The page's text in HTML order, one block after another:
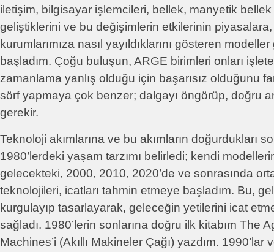
iletişim, bilgisayar işlemcileri, bellek, manyetik bellek
geliştiklerini ve bu değişimlerin etkilerinin
kurumlarımıza nasıl yayıldıklarını gösteren
başladım. Çoğu buluşun, ARGE birimleri onları
zamanlama yanlış olduğu için başarısız olduğunu
sörf yapmaya çok benzer; dalgayı öngörüp, doğru
gerekir.
Teknoloji akımlarına ve bu akımların doğurdukları
1980’lerdeki yaşam tarzımı belirledi; kendi
gelecekteki, 2000, 2010, 2020’de ve sonrasında
teknolojileri, icatları tahmin etmeye başladım. Bu,
kurgulayıp tasarlayarak, geleceğin yetilerini icat
sağladı. 1980’lerin sonlarına doğru ilk kitabım The
Machines’i (Akıllı Makineler Çağı) yazdım. 1990’lar